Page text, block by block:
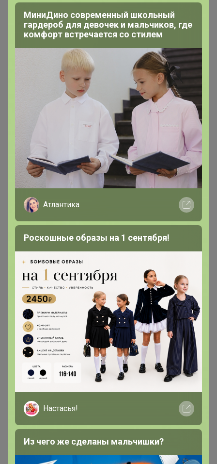
Chydo_chydnoe
Магистр
В теме "СП3 Белье из Словении премиум класса по
доступной цене. Широкий выбор размеров
бюстгальтеров: чашки A, B, C, D, E, F, G, H: от 65 до
110.. Новая коллекция 2020/2021!"
Я получила сразу! Здравствуйте
Chydo_chydnoe
доступной цене. Широкий выбор размеров
бюстгальтеров: чашки A, B, C, D, E, F, G, H: от 65 до
110.. Новая коллекция 2020/2021!"
16 июня, 2021 22:39
E l e n a , здравствуйте! Если все-таки груз у вас, может
быть мы сами его заберем?
Chydo_chydnoe
Магистр
В теме "CП12 Мармеландия - Жевательный
мармелад! ЛУЧШАЯ ВЫБОРКА европейских
брендов"
МиниДино современный школьный
гардероб для девочек и мальчиков, где
комфорт встречается со стилем
Атлантика
Роскошные образы на 1 сентября!
Настасья!
Из чего же сделаны мальчишки?